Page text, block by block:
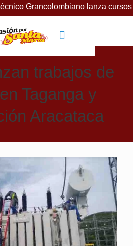
lanza cursos gratuitos
trabajos de
Taganga y
Aracataca